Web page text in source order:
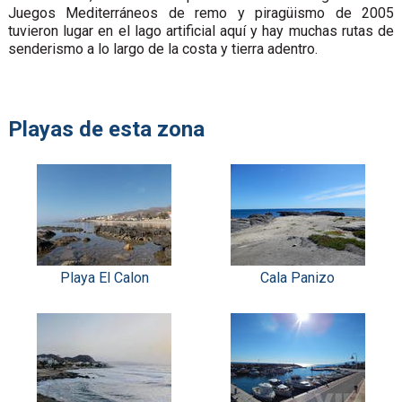
Juegos Mediterráneos de remo y piragüismo de 2005
tuvieron lugar en el lago artificial aquí y hay muchas rutas de
senderismo a lo largo de la costa y tierra adentro.
Playas de esta zona
Playa El Calon Cala Panizo